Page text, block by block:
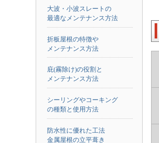
大波・小波スレートの
最適なメンテナンス方法
折板屋根の特徴や
メンテナンス方法
庇(霧除け)の役割と
メンテナンス方法
シーリングやコーキング
の種類と使用方法
防水性に優れた工法
金属屋根の立平葺き